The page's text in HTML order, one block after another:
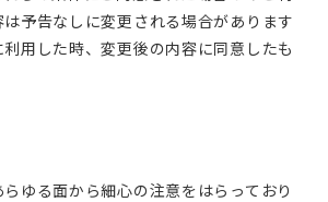
予告なしに変更される場合があります
用した時、変更後の内容に同意したも
ゆる面から細心の注意をはらっており